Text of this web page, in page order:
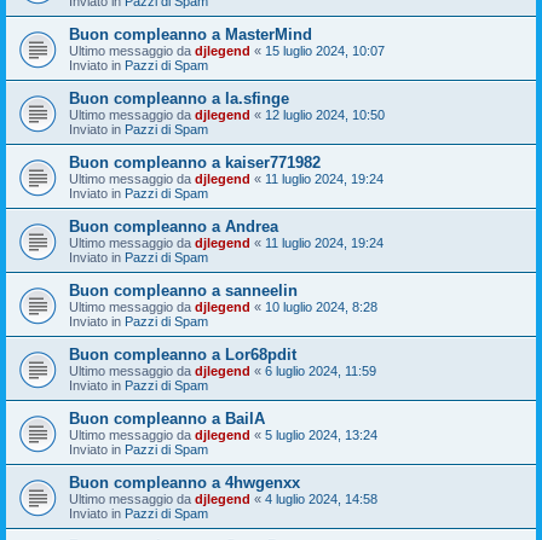
Buon compleanno a MasterMind
Ultimo messaggio da djlegend « 15 luglio 2024, 10:07
Inviato in Pazzi di Spam
Buon compleanno a la.sfinge
Ultimo messaggio da djlegend « 12 luglio 2024, 10:50
Inviato in Pazzi di Spam
Buon compleanno a kaiser771982
Ultimo messaggio da djlegend « 11 luglio 2024, 19:24
Inviato in Pazzi di Spam
Buon compleanno a Andrea
Ultimo messaggio da djlegend « 11 luglio 2024, 19:24
Inviato in Pazzi di Spam
Buon compleanno a sanneelin
Ultimo messaggio da djlegend « 10 luglio 2024, 8:28
Inviato in Pazzi di Spam
Buon compleanno a Lor68pdit
Ultimo messaggio da djlegend « 6 luglio 2024, 11:59
Inviato in Pazzi di Spam
Buon compleanno a BailA
Ultimo messaggio da djlegend « 5 luglio 2024, 13:24
Inviato in Pazzi di Spam
Buon compleanno a 4hwgenxx
Ultimo messaggio da djlegend « 4 luglio 2024, 14:58
Inviato in Pazzi di Spam